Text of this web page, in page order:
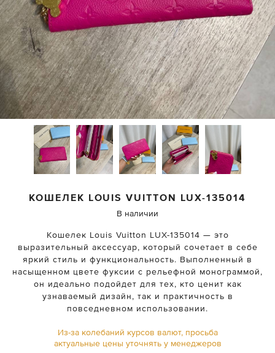
КОШЕЛЕК LOUIS VUITTON LUX-135014
В наличии
Кошелек Louis Vuitton LUX-135014 — это
выразительный аксессуар, который сочетает в себе
яркий стиль и функциональность. Выполненный в
насыщенном цвете фуксии с рельефной монограммой,
он идеально подойдет для тех, кто ценит как
узнаваемый дизайн, так и практичность в
повседневном использовании.
Из-за колебаний курсов валют, просьба
актуальные цены уточнять у менеджеров